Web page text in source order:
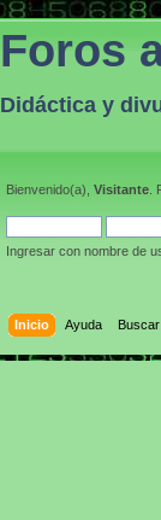
Foros
Didáctica y
Bienvenido(a), Visitante
Ingresar con nombre de
Inicio Ayuda Buscar